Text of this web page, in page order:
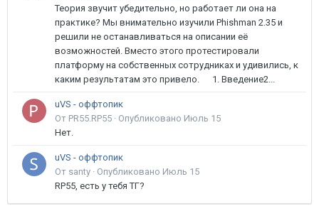
Теория звучит убедительно, но работает ли она на
практике? Мы внимательно изучили Phishman 2.35 и
решили не останавливаться на описании её
возможностей. Вместо этого протестировали
платформу на собственных сотрудниках и удивились, к
каким результатам это привело. 1. Введение2...
uVS - оффтопик
От PR55.RP55 · Опубликовано Июль 15
Нет.
uVS - оффтопик
От santy · Опубликовано Июль 15
RP55, есть у тебя ТГ?